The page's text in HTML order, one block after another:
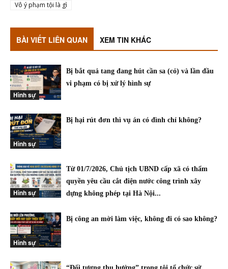
Vô ý phạm tội là gì
BÀI VIẾT LIÊN QUAN XEM TIN KHÁC
Hình sự
Bị bắt quả tang đang hút cần sa (cỏ) và lần đầu
vi phạm có bị xử lý hình sự
Hình sự
Bị hại rút đơn thì vụ án có đình chỉ không?
Hình sự
Từ 01/7/2026, Chủ tịch UBND cấp xã có thẩm
quyền yêu cầu cắt điện nước công trình xây
dựng không phép tại Hà Nội...
Hình sự
Bị công an mời làm việc, không đi có sao không?